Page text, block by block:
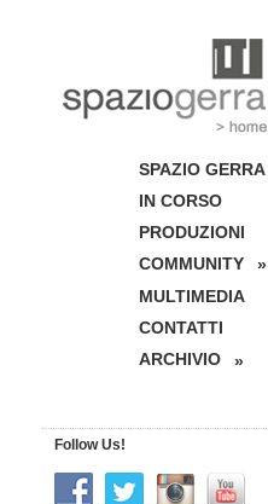
SPAZIO GERRA
IN CORSO
PRODUZIONI
COMMUNITY
»
MULTIMEDIA
CONTATTI
ARCHIVIO
»
Follow Us!